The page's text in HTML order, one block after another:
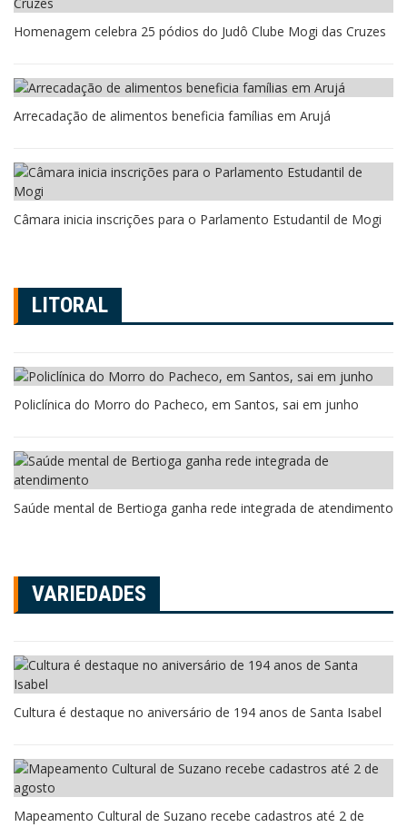
Homenagem celebra 25 pódios do Judô Clube Mogi das Cruzes
Arrecadação de alimentos beneficia famílias em Arujá
Câmara inicia inscrições para o Parlamento Estudantil de Mogi
LITORAL
Policlínica do Morro do Pacheco, em Santos, sai em junho
Saúde mental de Bertioga ganha rede integrada de atendimento
VARIEDADES
Cultura é destaque no aniversário de 194 anos de Santa Isabel
Mapeamento Cultural de Suzano recebe cadastros até 2 de